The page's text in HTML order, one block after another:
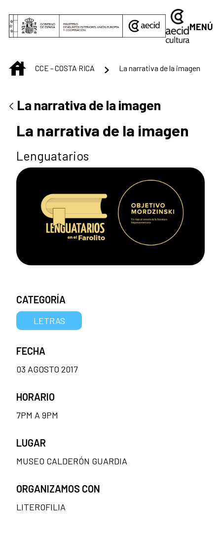
MENÚ
INICIO
CCE - COSTA RICA La narrativa de la imagen
La narrativa de la imagen
La narrativa de la imagen
Lenguatarios
CATEGORÍA
LETRAS
FECHA
03 AGOSTO 2017
HORARIO
7PM A 9PM
LUGAR
MUSEO CALDERÓN GUARDIA
ORGANIZAMOS CON
LITEROFILIA